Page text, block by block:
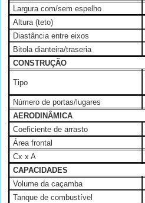
Largura com/sem espelho
Altura (teto)
Diastância entre eixos
Bitola dianteira/traseria
CONSTRUÇÃO
Tipo
Número de portas/lugares
AERODINÂMICA
Coeficiente de arrasto
Área frontal
Cx x A
CAPACIDADES
Volume da caçamba
Tanque de combustível